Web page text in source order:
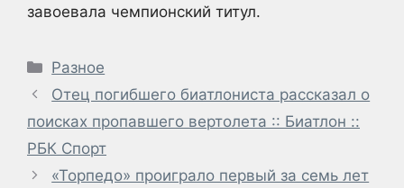
завоевала чемпионский титул.
Рубрики
Разное
Отец погибшего биатлониста рассказал о
поисках пропавшего вертолета :: Биатлон ::
РБК Спорт
«Торпедо» проиграло первый за семь лет